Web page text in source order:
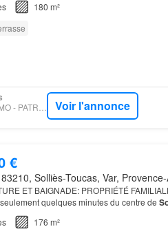
180 m²
Voir l'annonce
€
Solliès-Toucas, Var,
ET BAIGNADE: PROPRIÉTÉ
quelques minutes du centre de
marches plus haut, deux grandes
176 m²